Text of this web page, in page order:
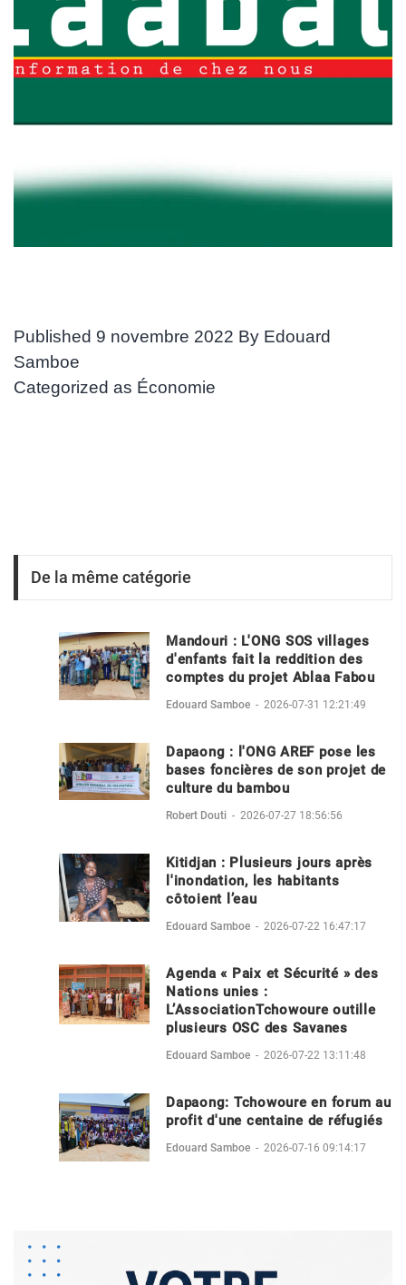
Published 9 novembre 2022 By Edouard
Samboe
Categorized as Économie
De la même catégorie
Mandouri : L'ONG SOS villages
d'enfants fait la reddition des
comptes du projet Ablaa Fabou
Edouard Samboe - 2026-07-31 12:21:49
Dapaong : l'ONG AREF pose les
bases foncières de son projet de
culture du bambou
Robert Douti - 2026-07-27 18:56:56
Kitidjan : Plusieurs jours après
l'inondation, les habitants
côtoient l’eau
Edouard Samboe - 2026-07-22 16:47:17
Agenda « Paix et Sécurité » des
Nations unies :
L’AssociationTchowoure outille
plusieurs OSC des Savanes
Edouard Samboe - 2026-07-22 13:11:48
Dapaong: Tchowoure en forum au
profit d'une centaine de réfugiés
Edouard Samboe - 2026-07-16 09:14:17